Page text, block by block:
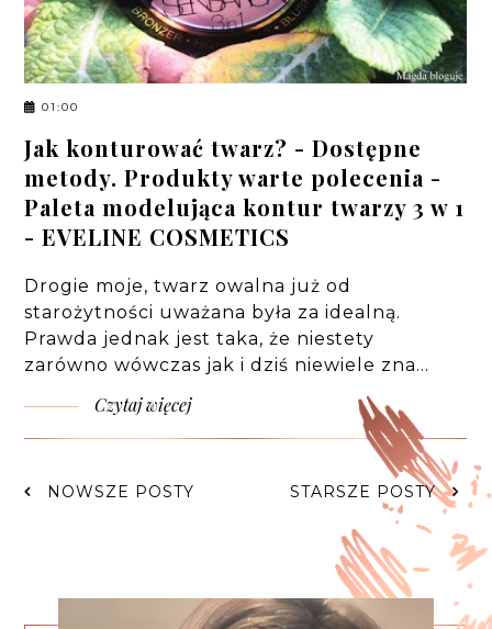
01:00
Jak konturować twarz? - Dostępne
metody. Produkty warte polecenia -
Paleta modelująca kontur twarzy 3 w 1
- EVELINE COSMETICS
Drogie moje, twarz owalna już od
starożytności uważana była za idealną.
Prawda jednak jest taka, że niestety
zarówno wówczas jak i dziś niewiele zna…
Czytaj więcej
NOWSZE POSTY STARSZE POSTY